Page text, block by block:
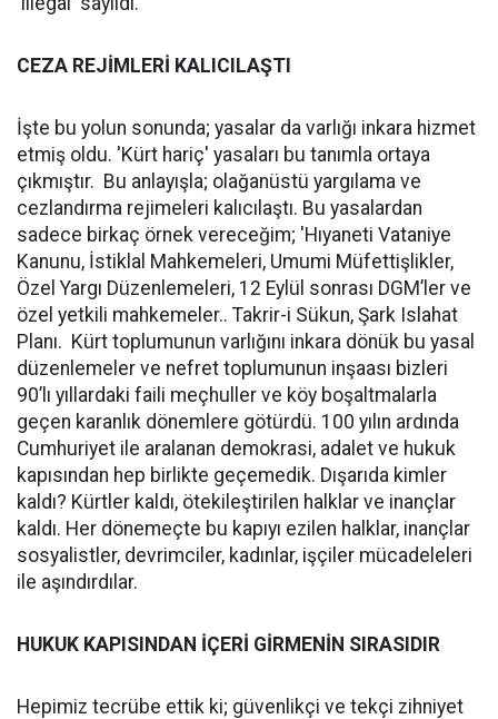
CEZA REJİMLERİ KALICILAŞTI
İşte bu yolun sonunda; yasalar da varlığı inkara hizmet
etmiş oldu. 'Kürt hariç' yasaları bu tanımla ortaya
çıkmıştır. Bu anlayışla; olağanüstü yargılama ve
cezlandırma rejimeleri kalıcılaştı. Bu yasalardan
sadece birkaç örnek vereceğim; 'Hıyaneti Vataniye
Kanunu, İstiklal Mahkemeleri, Umumi Müfettişlikler,
Özel Yargı Düzenlemeleri, 12 Eylül sonrası DGM’ler ve
özel yetkili mahkemeler.. Takrir-i Sükun, Şark Islahat
Planı. Kürt toplumunun varlığını inkara dönük bu yasal
düzenlemeler ve nefret toplumunun inşaası bizleri
90’lı yıllardaki faili meçhuller ve köy boşaltmalarla
geçen karanlık dönemlere götürdü. 100 yılın ardında
Cumhuriyet ile aralanan demokrasi, adalet ve hukuk
kapısından hep birlikte geçemedik. Dışarıda kimler
kaldı? Kürtler kaldı, ötekileştirilen halklar ve inançlar
kaldı. Her dönemeçte bu kapıyı ezilen halklar, inançlar
sosyalistler, devrimciler, kadınlar, işçiler mücadeleleri
ile aşındırdılar.
HUKUK KAPISINDAN İÇERİ GİRMENİN SIRASIDIR
Hepimiz tecrübe ettik ki; güvenlikçi ve tekçi zihniyet